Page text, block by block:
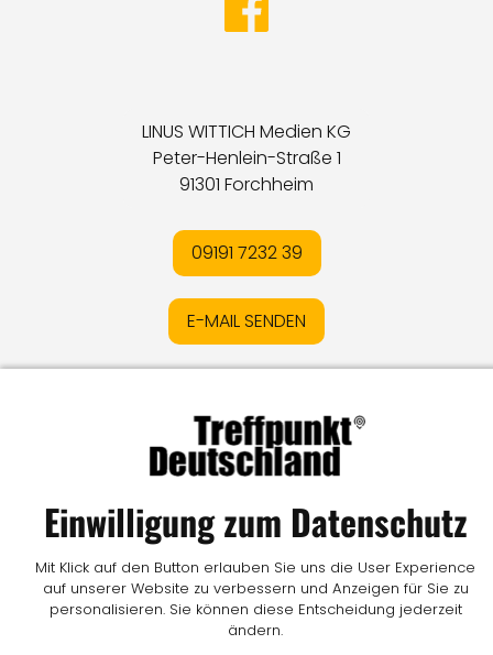
LINUS WITTICH Medien KG
Peter-Henlein-Straße 1
91301 Forchheim
09191 7232 39
E-MAIL SENDEN
DatenschutzIOnline-Streitschlichtung
MediadatenIKontaktIVertrag widerrufen
© LW Medien GmbH
Einwilligung zum Datenschutz
Mit Klick auf den Button erlauben Sie uns die User Experience
auf unserer Website zu verbessern und Anzeigen für Sie zu
personalisieren. Sie können diese Entscheidung jederzeit
ändern.